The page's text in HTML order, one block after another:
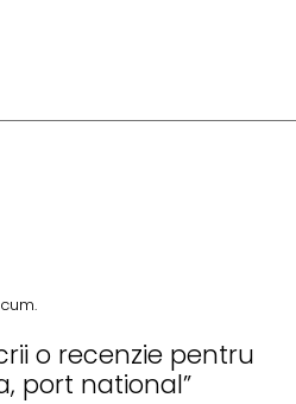
o recenzie pentru
port national”